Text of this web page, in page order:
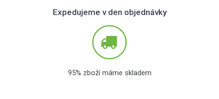
Expedujeme v den objednávky
95% zboží máme skladem